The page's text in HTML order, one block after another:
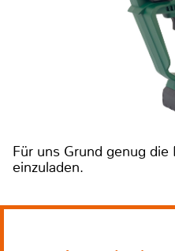
Für uns Grund genug
einzuladen.